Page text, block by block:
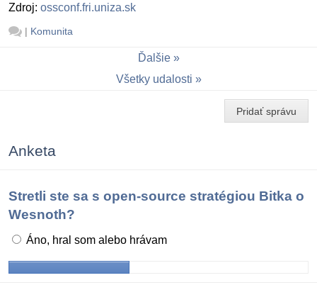
Zdroj: ossconf.fri.uniza.sk
| Komunita
Ďalšie
Všetky udalosti
Pridať správu
Anketa
Stretli ste sa s open-source stratégiou Bitka o
Wesnoth?
Áno, hral som alebo hrávam